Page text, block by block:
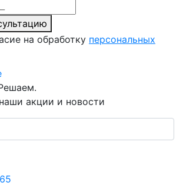
на обработку персональных
акции и новости